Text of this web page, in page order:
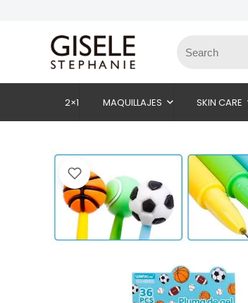
2×1 MAQUILLAJES SKIN CARE